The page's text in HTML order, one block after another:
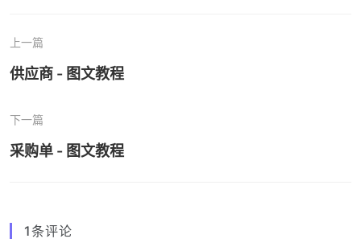
上一篇
供应商 - 图文教程
下一篇
采购单 - 图文教程
1条评论